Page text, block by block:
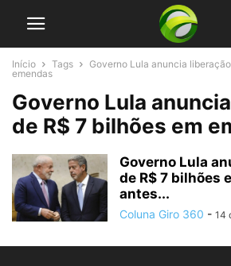
Início Tags
Governo Lula anuncia
emendas
Governo Lula
de R$ 7 bilhões em
Governo Lula
de R$ 7 bilhões
antes...
Coluna Giro 360 - 14